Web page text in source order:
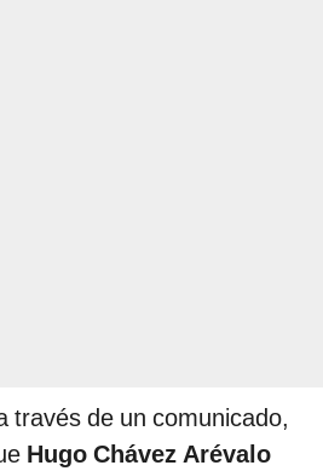
través de un comunicado,
Hugo Chávez Arévalo